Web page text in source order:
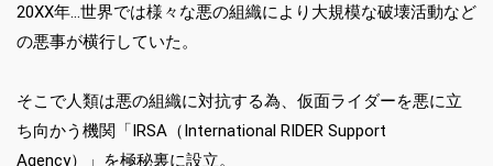
20XX年…世界では様々な悪の組織により大規模な破壊活動など
の悪事が横行していた。
そこで人類は悪の組織に対抗する為、仮面ライダーを悪に立
ち向かう機関「IRSA（International RIDER Support
Agency）」を極秘裏に設立。